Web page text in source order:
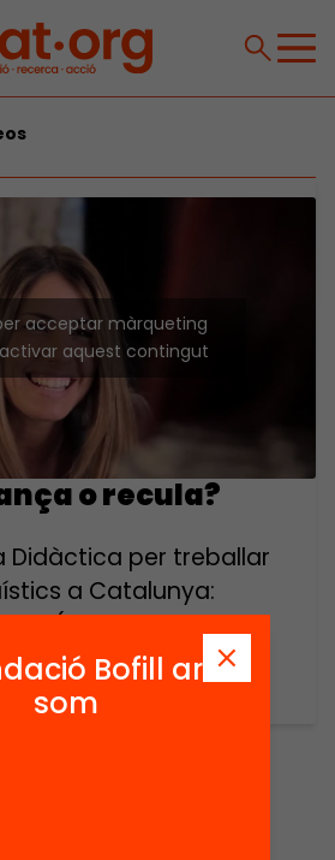
acceptar màrqueting
aquest contingut
o recula?
Didàctica per treballar
a Catalunya:
(Recomanat per
per treballar
a Catalunya:
Bofill ara
som